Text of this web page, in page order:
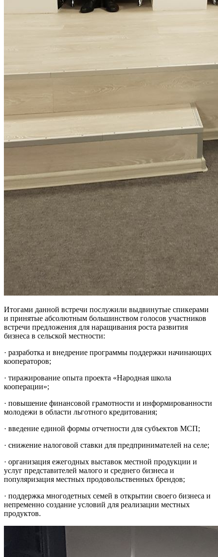
Итогами данной встречи послужили выдвинутые спикерами
и принятые абсолютным большинством голосов участников
встречи предложения для наращивания роста развития
бизнеса в сельской местности:
· разработка и внедрение программы поддержки начинающих
кооператоров;
· тиражирование опыта проекта «Народная школа
кооперации»;
· повышение финансовой грамотности и информированности
молодежи в области льготного кредитования;
· введение единой формы отчетности для субъектов МСП;
· снижение налоговой ставки для предпринимателей на селе;
· организация ежегодных выставок местной продукции и
услуг представителей малого и среднего бизнеса и
популяризация местных продовольственных брендов;
· поддержка многодетных семей в открытии своего бизнеса и
непременно создание условий для реализации местных
продуктов.